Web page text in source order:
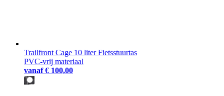
Trailfront Cage 10 liter Fietsstuurtas
PVC-vrij materiaal
vanaf € 100,00